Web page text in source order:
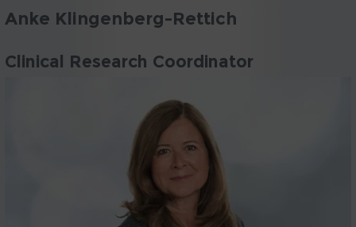
Anke Klingenberg-Rettich
Clinical Research Coordinator